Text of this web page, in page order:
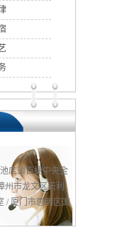
店镇百捷中央金
州市龙文区天利
/ 厦门市思明区国